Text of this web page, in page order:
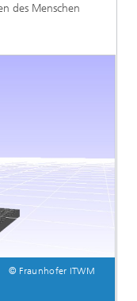
des Menschen
© Fraunhofer ITWM